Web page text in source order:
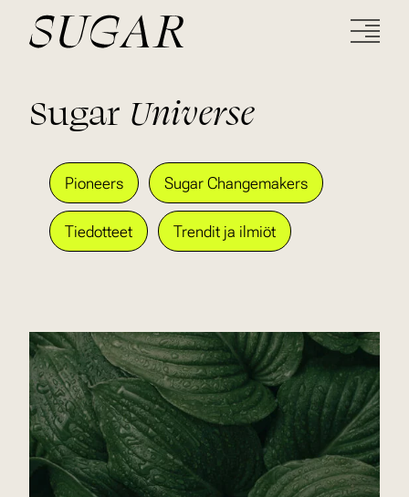
Sugar Universe
Pioneers Sugar Changemakers
Tiedotteet Trendit ja ilmiöt